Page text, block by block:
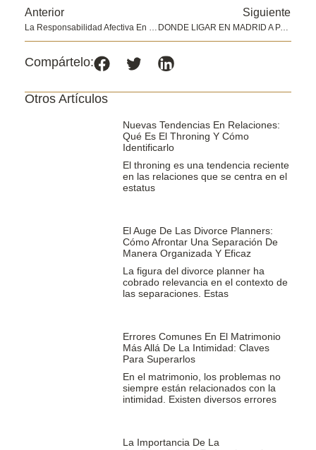
Anterior
La Responsabilidad Afectiva En La Pareja: Qué Es Y Cómo Trabajarla Para Relaciones Saludables
Siguiente
DONDE LIGAR EN MADRID A PARTIR DE LOS 50: Los Mejores Lugares Y Consejos
Compártelo:
Otros Artículos
Nuevas Tendencias En Relaciones:
Qué Es El Throning Y Cómo
Identificarlo
El throning es una tendencia reciente
en las relaciones que se centra en el
estatus
El Auge De Las Divorce Planners:
Cómo Afrontar Una Separación De
Manera Organizada Y Eficaz
La figura del divorce planner ha
cobrado relevancia en el contexto de
las separaciones. Estas
Errores Comunes En El Matrimonio
Más Allá De La Intimidad: Claves
Para Superarlos
En el matrimonio, los problemas no
siempre están relacionados con la
intimidad. Existen diversos errores
La Importancia De La